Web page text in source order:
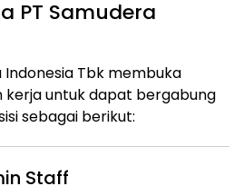
PT Samudera
Indonesia Tbk membuka
untuk dapat bergabung
sebagai berikut:
Staff